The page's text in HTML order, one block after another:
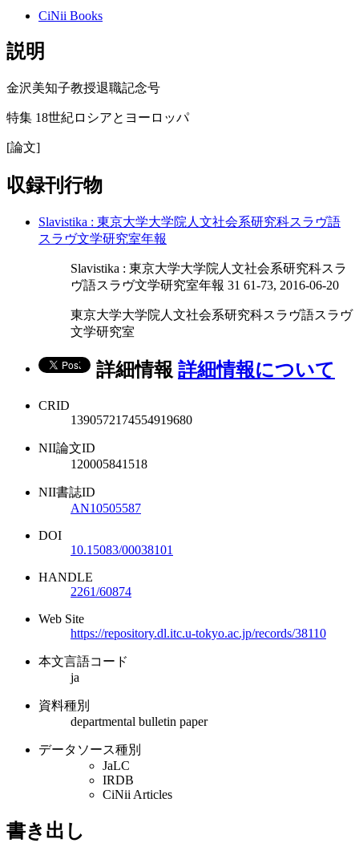
CiNii Books
説明
金沢美知子教授退職記念号
特集 18世紀ロシアとヨーロッパ
[論文]
収録刊行物
Slavistika : 東京大学大学院人文社会系研究科スラヴ語
スラヴ文学研究室年報
Slavistika : 東京大学大学院人文社会系研究科スラ
ヴ語スラヴ文学研究室年報 31 61-73, 2016-06-20
東京大学大学院人文社会系研究科スラヴ語スラヴ
文学研究室
詳細情報 詳細情報について
CRID
1390572174554919680
NII論文ID
120005841518
NII書誌ID
AN10505587
DOI
10.15083/00038101
HANDLE
2261/60874
Web Site
https://repository.dl.itc.u-tokyo.ac.jp/records/38110
本文言語コード
ja
資料種別
departmental bulletin paper
データソース種別
JaLC
IRDB
CiNii Articles
書き出し